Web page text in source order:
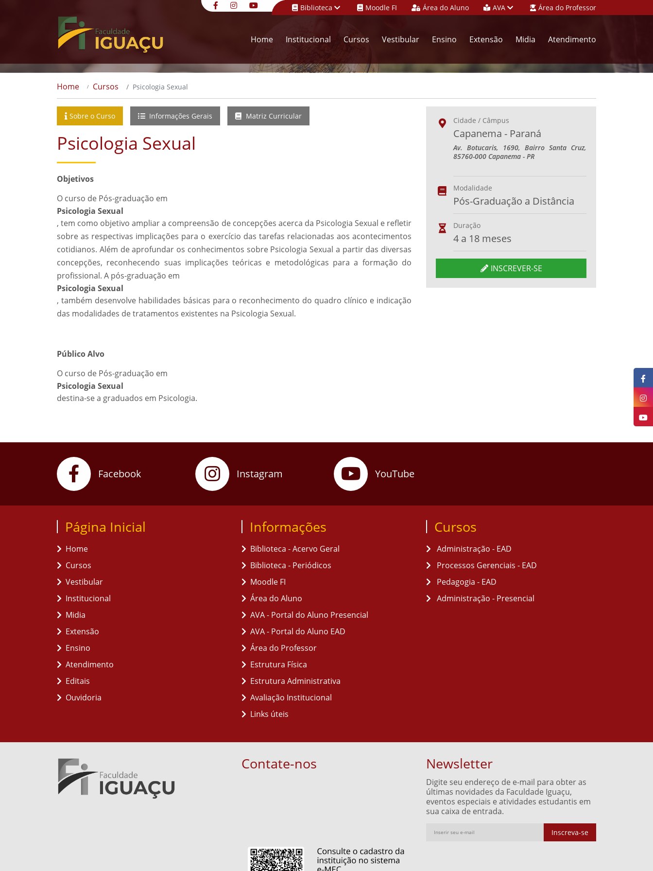
Biblioteca Moodle FI Área do Aluno AVA Área do Professor
Home Institucional Cursos Vestibular Ensino Extensão Midia Atendimento
Home Cursos Psicologia Sexual
Sobre o Curso Informações Gerais Matriz Curricular
Psicologia Sexual
Objetivos
O curso de Pós-graduação em
Psicologia Sexual
, tem como objetivo ampliar a compreensão de concepções acerca da Psicologia Sexual e refletir
sobre as respectivas implicações para o exercício das tarefas relacionadas aos acontecimentos
cotidianos. Além de aprofundar os conhecimentos sobre Psicologia Sexual a partir das diversas
concepções, reconhecendo suas implicações teóricas e metodológicas para a formação do
profissional. A pós-graduação em
Psicologia Sexual
, também desenvolve habilidades básicas para o reconhecimento do quadro clínico e indicação
das modalidades de tratamentos existentes na Psicologia Sexual.
Público Alvo
O curso de Pós-graduação em
Psicologia Sexual
destina-se a graduados em Psicologia.
Cidade / Câmpus
Capanema - Paraná
Av. Botucaris, 1690, Bairro Santa Cruz,
85760-000 Capanema - PR
Modalidade
Pós-Graduação a Distância
Duração
4 a 18 meses
INSCREVER-SE
Facebook Instagram YouTube
Página Inicial
Home
Cursos
Vestibular
Institucional
Midia
Extensão
Ensino
Atendimento
Editais
Ouvidoria
Informações
Biblioteca - Acervo Geral
Biblioteca - Periódicos
Moodle FI
Área do Aluno
AVA - Portal do Aluno Presencial
AVA - Portal do Aluno EAD
Área do Professor
Estrutura Física
Estrutura Administrativa
Avaliação Institucional
Links úteis
Cursos
Administração - EAD
Processos Gerenciais - EAD
Pedagogia - EAD
Administração - Presencial
Contate-nos Newsletter
Digite seu endereço de e-mail para obter as
últimas novidades da Faculdade Iguaçu,
eventos especiais e atividades estudantis em
sua caixa de entrada.
Inscreva-se